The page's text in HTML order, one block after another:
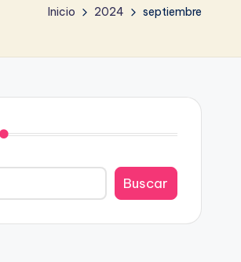
Inicio 2024 septiembre
Buscar